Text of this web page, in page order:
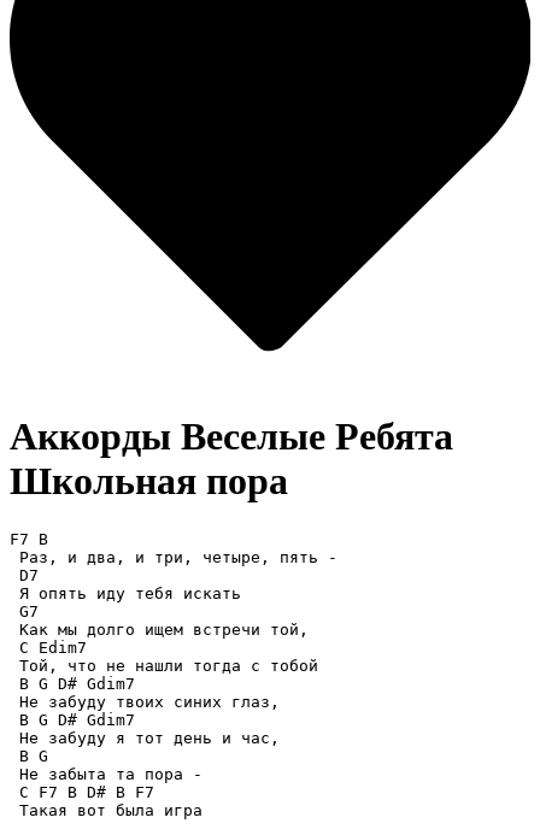
Аккорды Веселые Ребята
Школьная пора
F7 B
Раз, и два, и три, четыре, пять -
D7
Я опять иду тебя искать
G7
Как мы долго ищем встречи той,
C Edim7
Той, что не нашли тогда с тобой
B G D# Gdim7
Не забуду твоих синих глаз,
B G D# Gdim7
Не забуду я тот день и час,
B G
Не забыта та пора -
C F7 B D# B F7
Такая вот была игра